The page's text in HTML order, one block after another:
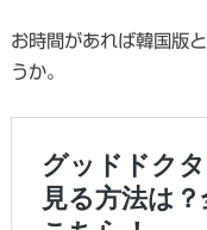
お時間があれば韓国版
うか。